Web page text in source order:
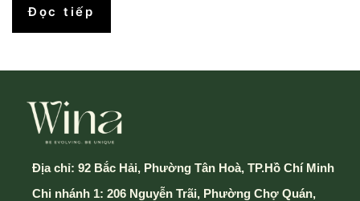
Đọc tiếp
Địa chỉ: 92 Bắc Hải, Phường Tân Hoà, TP.Hồ Chí Minh
Chi nhánh 1: 206 Nguyễn Trãi, Phường Chợ Quán,